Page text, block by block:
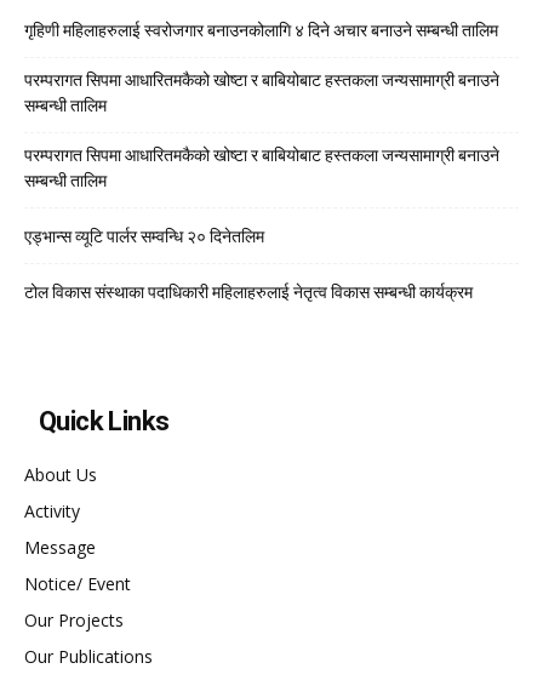
गृहिणी महिलाहरुलाई स्वरोजगार बनाउनकोलागि ४ दिने अचार बनाउने सम्बन्धी तालिम
परम्परागत सिपमा आधारितमकैको खोष्टा र बाबियोबाट हस्तकला जन्यसामाग्री बनाउने
सम्बन्धी तालिम
परम्परागत सिपमा आधारितमकैको खोष्टा र बाबियोबाट हस्तकला जन्यसामाग्री बनाउने
सम्बन्धी तालिम
एड्भान्स व्यूटि पार्लर सम्वन्धि २० दिनेतलिम
टोल विकास संस्थाका पदाधिकारी महिलाहरुलाई नेतृत्व विकास सम्बन्धी कार्यक्रम
Quick Links
About Us
Activity
Message
Notice/ Event
Our Projects
Our Publications